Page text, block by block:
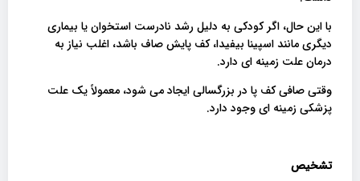
با این حال، اگر کودکی به دلیل رشد نادرست استخوان یا بیماری
دیگری مانند اسپینا بیفیدا، کف پایش صاف باشد، اغلب نیاز به
درمان علت زمینه ای دارد.
وقتی صافی کف پا در بزرگسالی ایجاد می شود، معمولاً یک علت
پزشکی زمینه ای وجود دارد.
تشخیص